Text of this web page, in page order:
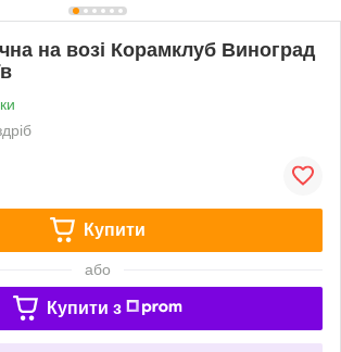
на возі Корамклуб Виноград
Купити
або
Купити з